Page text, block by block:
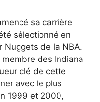
sa carrière
sélectionné en
Nuggets de la NBA.
des Indiana
clé de cette
avec le plus
1999 et 2000,